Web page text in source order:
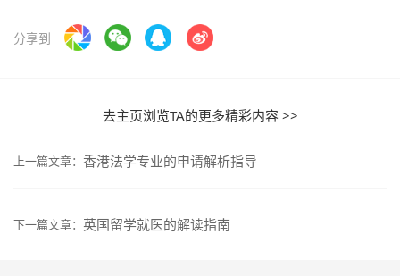
分享到
去主页浏览TA的更多精彩内容 >>
上一篇文章： 香港法学专业的申请解析指导
下一篇文章： 英国留学就医的解读指南